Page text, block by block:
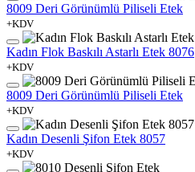
8009 Deri Görünümlü Piliseli Etek
+KDV
Kadın Flok Baskılı Astarlı Etek 8076
+KDV
8009 Deri Görünümlü Piliseli Etek
+KDV
Kadın Desenli Şifon Etek 8057
+KDV